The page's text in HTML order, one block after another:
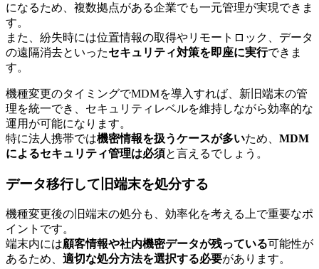
になるため、複数拠点がある企業でも一元管理が実現できま
す。
また、紛失時には位置情報の取得やリモートロック、データ
の遠隔消去といったセキュリティ対策を即座に実行できま
す。
機種変更のタイミングでMDMを導入すれば、新旧端末の管
理を統一でき、セキュリティレベルを維持しながら効率的な
運用が可能になります。
特に法人携帯では機密情報を扱うケースが多いため、 MDM
によるセキュリティ管理は必須と言えるでしょう。
データ移行して旧端末を処分する
機種変更後の旧端末の処分も、効率化を考える上で重要なポ
イントです。
端末内には顧客情報や社内機密データが残っている可能性が
あるため、 適切な処分方法を選択する必要があります。